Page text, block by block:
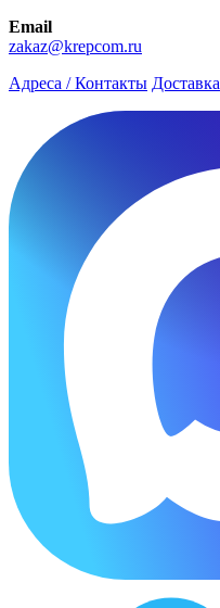
Email
zakaz@krepcom.ru
Адреса / Контакты Доставка